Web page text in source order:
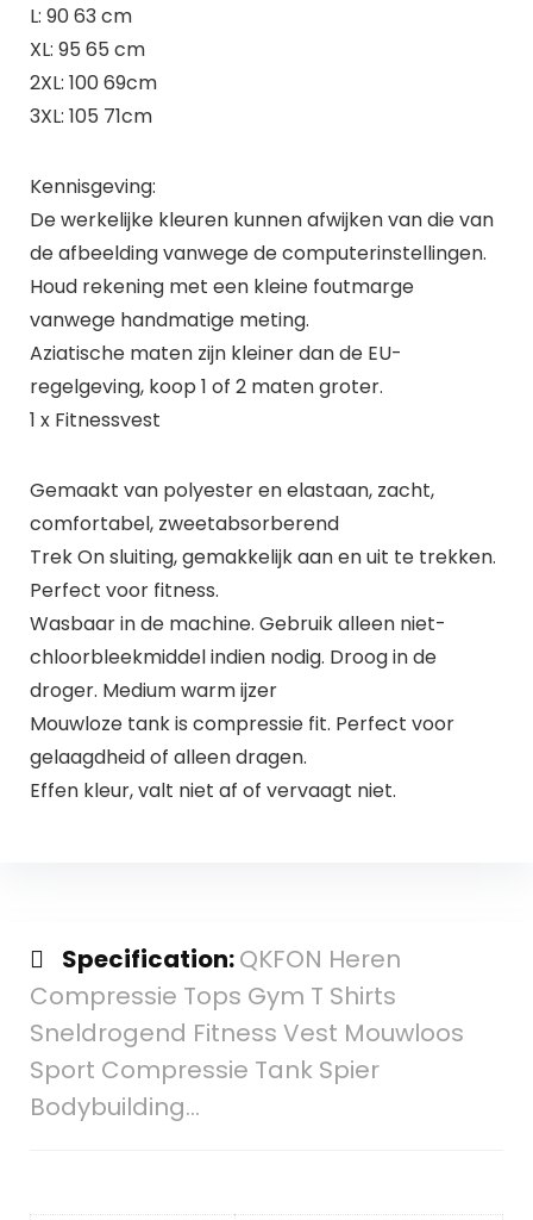
L: 90 63 cm
XL: 95 65 cm
2XL: 100 69cm
3XL: 105 71cm
Kennisgeving:
De werkelijke kleuren kunnen afwijken van die van
de afbeelding vanwege de computerinstellingen.
Houd rekening met een kleine foutmarge
vanwege handmatige meting.
Aziatische maten zijn kleiner dan de EU-
regelgeving, koop 1 of 2 maten groter.
1 x Fitnessvest
Gemaakt van polyester en elastaan, zacht,
comfortabel, zweetabsorberend
Trek On sluiting, gemakkelijk aan en uit te trekken.
Perfect voor fitness.
Wasbaar in de machine. Gebruik alleen niet-
chloorbleekmiddel indien nodig. Droog in de
droger. Medium warm ijzer
Mouwloze tank is compressie fit. Perfect voor
gelaagdheid of alleen dragen.
Effen kleur, valt niet af of vervaagt niet.
Specification:QKFON Heren
Compressie Tops Gym T Shirts
Sneldrogend Fitness Vest Mouwloos
Sport Compressie Tank Spier
Bodybuilding…